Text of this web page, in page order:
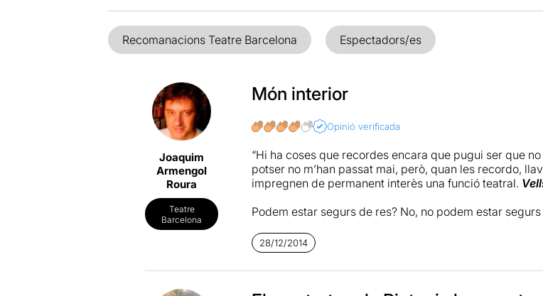
Recomanacions Teatre Barcelona Espectadors/es
Joaquim
Armengol
Roura
Teatre
Barcelona
Món interior
Opinió verificada
“Hi ha coses que recordes encara que pugui ser que
potser no m’han passat mai, però, quan les recordo,
impregnen de permanent interès una funció teatral.
Podem estar segurs de res? No, no podem estar
conversa, una nit, una relació sexual, una pel•lícula... I
essent una ficció que es torna un rèdit real
L’efecte, el resultat d’imaginar, un cop imaginem res
28/12/2014